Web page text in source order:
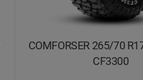
COMFORSER 265/70
CF3300